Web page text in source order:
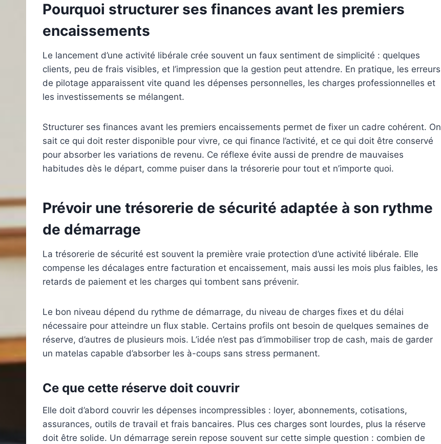
Pourquoi structurer ses finances avant les premiers
encaissements
Le lancement d’une activité libérale crée souvent un faux sentiment de simplicité : quelques
clients, peu de frais visibles, et l’impression que la gestion peut attendre. En pratique, les erreurs
de pilotage apparaissent vite quand les dépenses personnelles, les charges professionnelles et
les investissements se mélangent.
Structurer ses finances avant les premiers encaissements permet de fixer un cadre cohérent. On
sait ce qui doit rester disponible pour vivre, ce qui finance l’activité, et ce qui doit être conservé
pour absorber les variations de revenu. Ce réflexe évite aussi de prendre de mauvaises
habitudes dès le départ, comme puiser dans la trésorerie pour tout et n’importe quoi.
Prévoir une trésorerie de sécurité adaptée à son rythme
de démarrage
La trésorerie de sécurité est souvent la première vraie protection d’une activité libérale. Elle
compense les décalages entre facturation et encaissement, mais aussi les mois plus faibles, les
retards de paiement et les charges qui tombent sans prévenir.
Le bon niveau dépend du rythme de démarrage, du niveau de charges fixes et du délai
nécessaire pour atteindre un flux stable. Certains profils ont besoin de quelques semaines de
réserve, d’autres de plusieurs mois. L’idée n’est pas d’immobiliser trop de cash, mais de garder
un matelas capable d’absorber les à-coups sans stress permanent.
Ce que cette réserve doit couvrir
Elle doit d’abord couvrir les dépenses incompressibles : loyer, abonnements, cotisations,
assurances, outils de travail et frais bancaires. Plus ces charges sont lourdes, plus la réserve
doit être solide. Un démarrage serein repose souvent sur cette simple question : combien de